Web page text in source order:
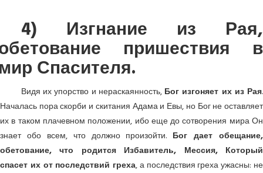
4) Изгнание из Рая,
пришествия в
Спасителя.
Видя их упорство и нераскаянность, Бог изгоняет их из Рая.
Началась пора скорби и скитания Адама и Евы, но Бог не оставляет
их в таком плачевном положении, ибо еще до сотворения мира Он
знает обо всем, что должно произойти. Бог дает обещание,
обетование, что родится Избавитель, Мессия, Который
спасет их от последствий греха, а последствия греха ужасны: не